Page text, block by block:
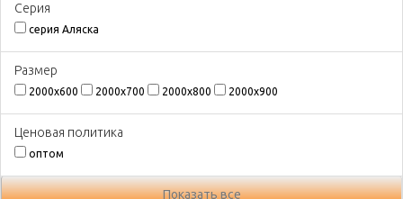
Серия
серия Аляска
Размeр
2000х600 2000х700 2000х800 2000х900
Ценовая политика
оптом
Показать все